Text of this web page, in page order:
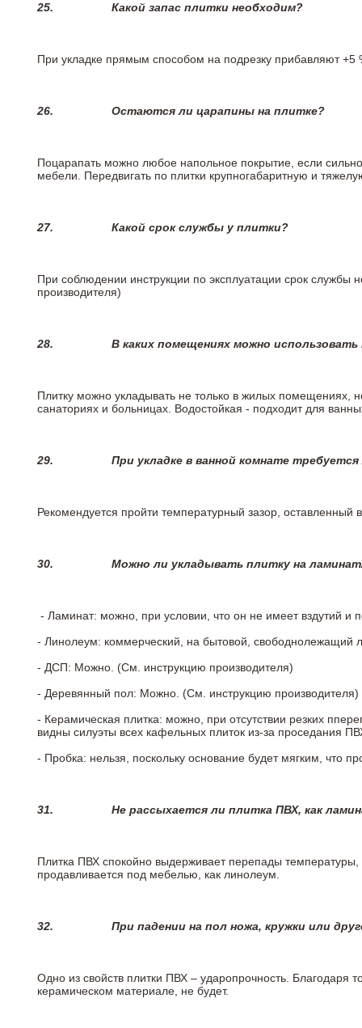
25. Какой запас плитки необходим?
При укладке прямым способом на подрезку прибавляют +5
26. Остаются ли царапины на плитке?
Поцарапать можно любое напольное покрытие, если
мебели. Передвигать по плитки крупногабаритную и
27. Какой срок службы у плитки?
При соблюдении инструкции по эксплуатации срок
производителя)
28. В каких помещениях можно
Плитку можно укладывать не только в жилых помещениях,
санаториях и больницах. Водостойкая - подходит для
29. При укладке в ванной комнате
Рекомендуется пройти температурный зазор,
30. Можно ли укладывать плитку на
- Ламинат: можно, при условии, что он не имеет вздутий
- Линолеум: коммерческий, на бытовой, свободнолежащий
- ДСП: Можно. (См. инструкцию производителя)
- Деревянный пол: Можно. (См. инструкцию производителя)
- Керамическая плитка: можно, при отсутствии резких
видны силуэты всех кафельных плиток из-за проседания
- Пробка: нельзя, поскольку основание будет мягким, что
31. Не рассыхается ли плитка ПВХ, как
Плитка ПВХ спокойно выдерживает перепады температуры,
продавливается под мебелью, как линолеум.
32. При падении на пол ножа, кружки или
Одно из свойств плитки ПВХ – ударопрочность. Благодаря
керамическом материале, не будет.